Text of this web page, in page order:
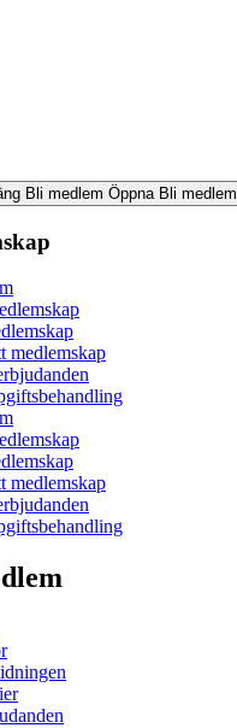
Bli medlem Öppna Bli medlem
medlemskap
medlemskap